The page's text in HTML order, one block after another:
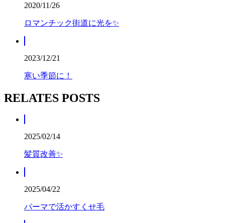
2020/11/26
ロマンチック街道に光を✨
2023/12/21
寒い季節に！
RELATES POSTS
2025/02/14
髪質改善✨
2025/04/22
パーマで活かすくせ毛